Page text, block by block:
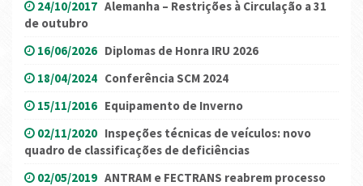
24/10/2017 Alemanha – Restrições à Circulação a 31
de outubro
16/06/2026 Diplomas de Honra IRU 2026
18/04/2024 Conferência SCM 2024
15/11/2016 Equipamento de Inverno
02/11/2020 Inspeções técnicas de veículos: novo
quadro de classificações de deficiências
02/05/2019 ANTRAM e FECTRANS reabrem processo